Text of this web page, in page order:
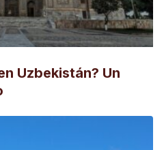
Uzbekistán? Un